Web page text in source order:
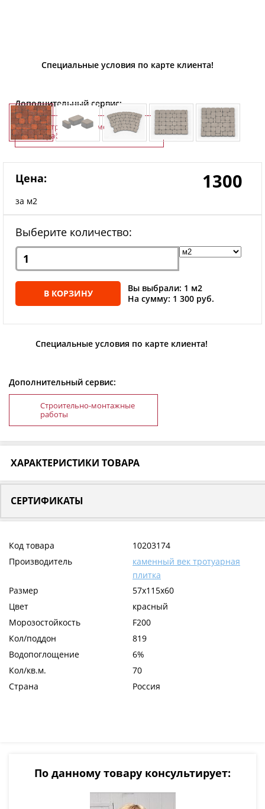
Специальные условия по карте клиента!
Дополнительный сервис:
Строительно-монтажные
работы
Цена:
за м2
1300
Выберите количество:
В КОРЗИНУ
Вы выбрали: 1 м2
На сумму: 1 300 руб.
Специальные условия по карте клиента!
Дополнительный сервис:
Строительно-монтажные
работы
ХАРАКТЕРИСТИКИ ТОВАРА
СЕРТИФИКАТЫ
Код товара
10203174
Производитель
каменный век тротуарная
плитка
Размер
57x115x60
Цвет
красный
Морозостойкость
F200
Кол/поддон
819
Водопоглощение
6%
Кол/кв.м.
70
Страна
Россия
По данному товару консультирует: